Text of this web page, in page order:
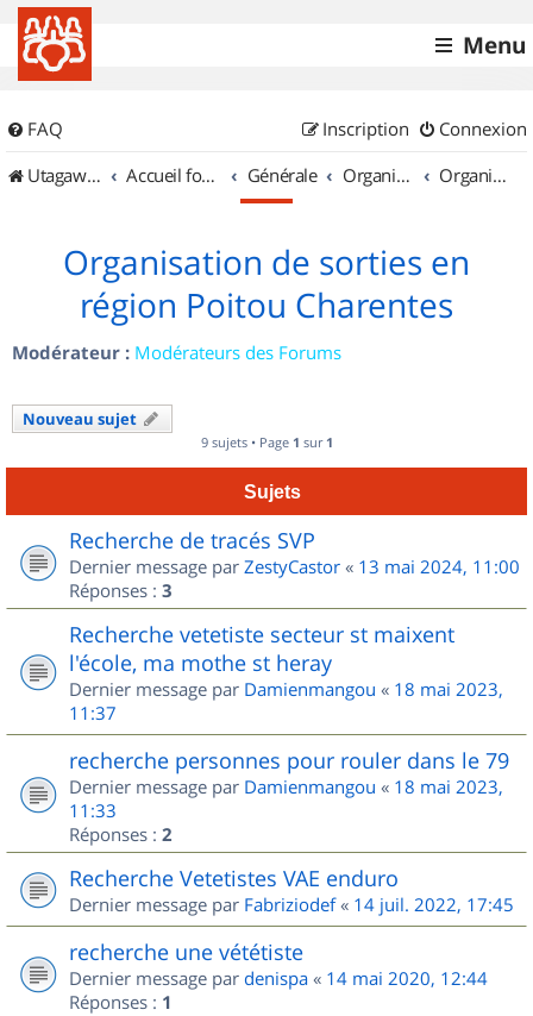
Menu
FAQ Connexion
Inscription
UtagawaVTT (Randos VTT et VTTAE avec traces GPS)
Accueil forum Générale Organisation de sorties & Recherche de partenaires Organisation de sorties en région Poitou Charentes
Organisation de sorties en
région Poitou Charentes
Modérateur : Modérateurs des Forums
Nouveau sujet
9 sujets • Page 1 sur 1
Sujets
Recherche de tracés SVP
Dernier message par ZestyCastor « 13 mai 2024, 11:00
Réponses : 3
Recherche vetetiste secteur st maixent
l'école, ma mothe st heray
Dernier message par Damienmangou « 18 mai 2023,
11:37
recherche personnes pour rouler dans le 79
Dernier message par Damienmangou « 18 mai 2023,
11:33
Réponses : 2
Recherche Vetetistes VAE enduro
Dernier message par Fabriziodef« 14 juil. 2022, 17:45
recherche une vététiste
Dernier message par denispa « 14 mai 2020, 12:44
Réponses : 1